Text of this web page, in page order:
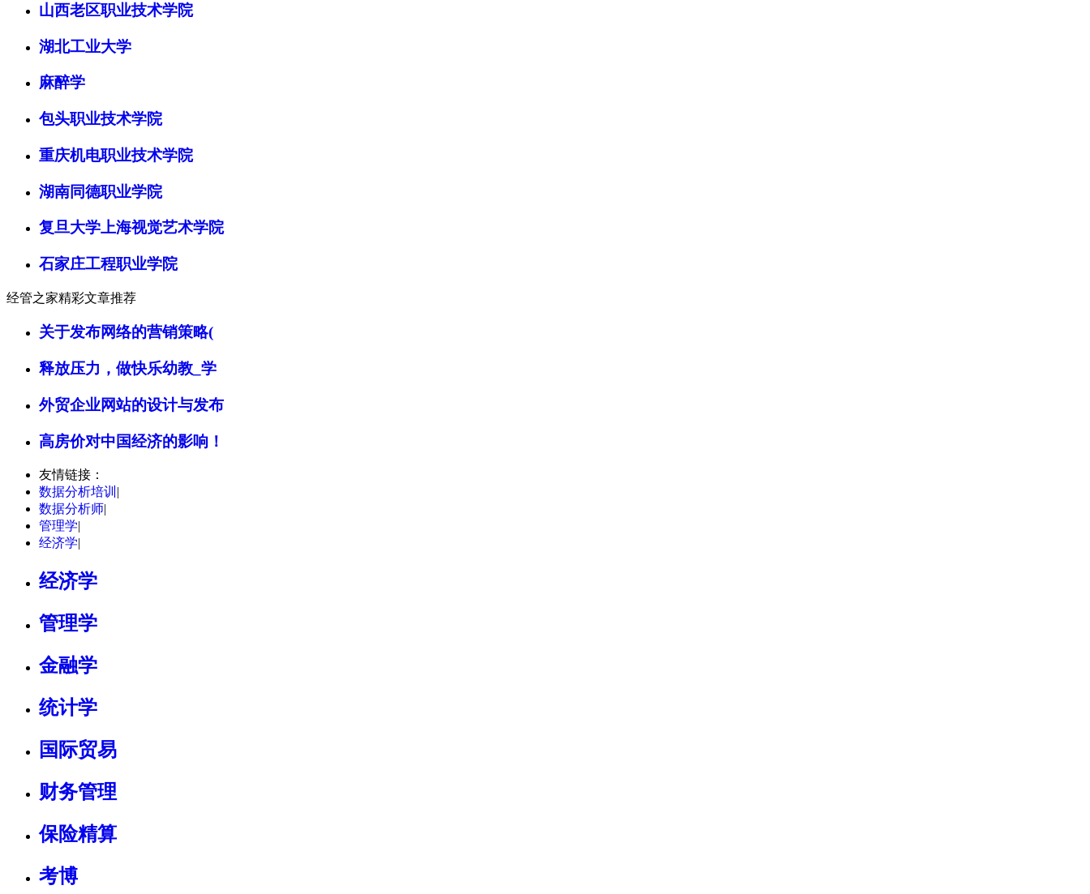
山西老区职业技术学院
湖北工业大学
麻醉学
包头职业技术学院
重庆机电职业技术学院
湖南同德职业学院
复旦大学上海视觉艺术学院
石家庄工程职业学院
经管之家精彩文章推荐
关于发布网络的营销策略(
释放压力，做快乐幼教_学
外贸企业网站的设计与发布
高房价对中国经济的影响！
友情链接：
数据分析培训 |
数据分析师|
管理学|
经济学|
经济学
管理学
金融学
统计学
国际贸易
财务管理
保险精算
考博